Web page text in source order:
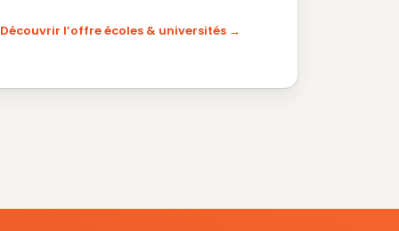
Découvrir l’offre écoles & universités